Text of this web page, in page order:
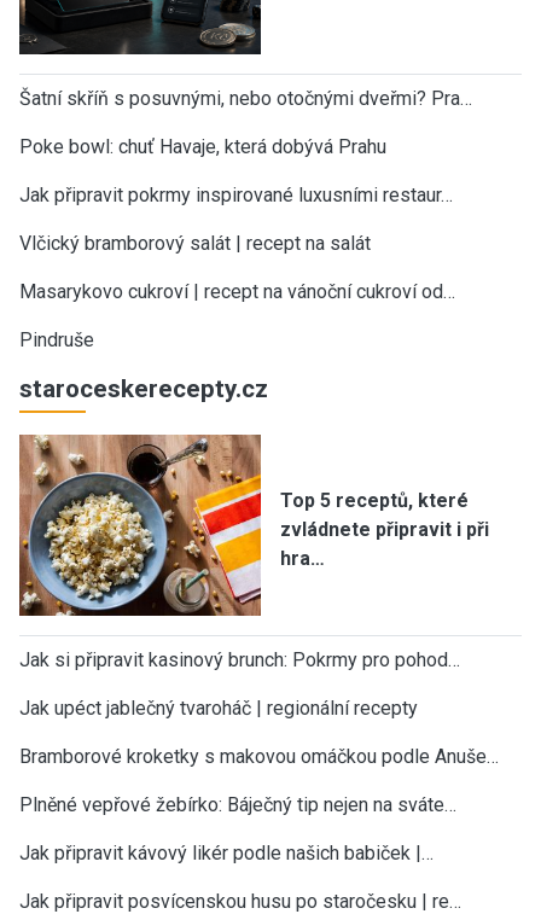
Šatní skříň s posuvnými, nebo otočnými dveřmi? Pra…
Poke bowl: chuť Havaje, která dobývá Prahu
Jak připravit pokrmy inspirované luxusními restaur…
Vlčický bramborový salát | recept na salát
Masarykovo cukroví | recept na vánoční cukroví od…
Pindruše
staroceskerecepty.cz
Top 5 receptů, které
zvládnete připravit i při
hra…
Jak si připravit kasinový brunch: Pokrmy pro pohod…
Jak upéct jablečný tvaroháč | regionální recepty
Bramborové kroketky s makovou omáčkou podle Anuše…
Plněné vepřové žebírko: Báječný tip nejen na sváte…
Jak připravit kávový likér podle našich babiček |…
Jak připravit posvícenskou husu po staročesku | re…